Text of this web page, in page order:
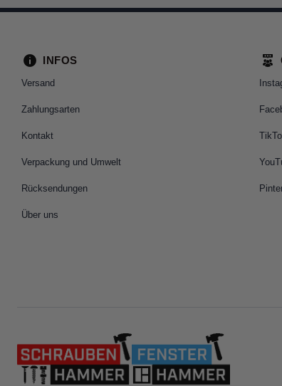
INFOS
Versand
Zahlungsarten
Kontakt
Verpackung und Umwelt
Rücksendungen
Über uns